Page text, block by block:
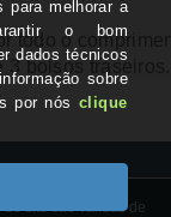
todo o
3 bolsos traseiros.
do site são válidas de